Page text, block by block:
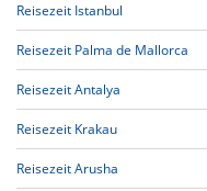
Reisezeit Istanbul
Reisezeit Palma de Mallorca
Reisezeit Antalya
Reisezeit Krakau
Reisezeit Arusha